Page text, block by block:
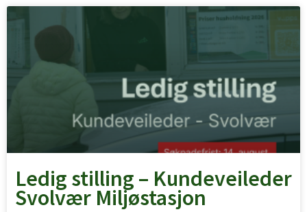
Ledig stilling – Kundeveileder
Svolvær Miljøstasjon